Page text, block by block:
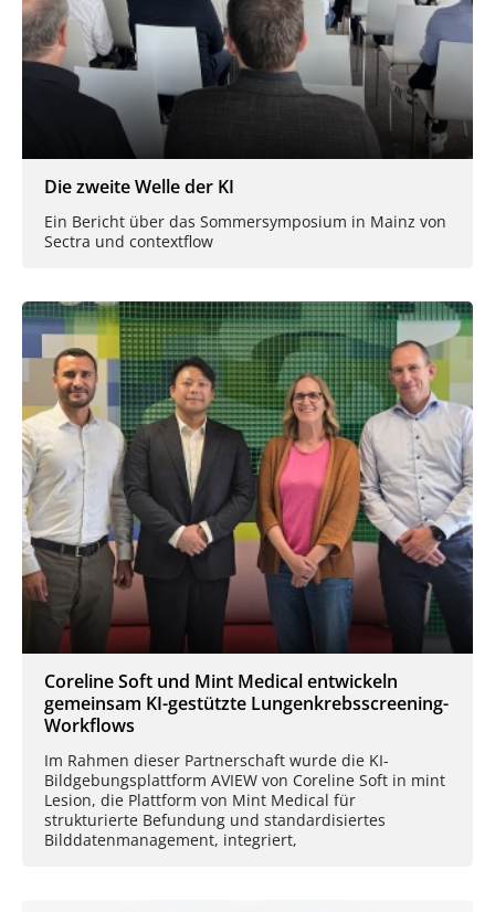
Die zweite Welle der KI
Ein Bericht über das Sommersymposium in Mainz von
Sectra und contextflow
Coreline Soft und Mint Medical entwickeln
gemeinsam KI-gestützte Lungenkrebsscreening-
Workflows
Im Rahmen dieser Partnerschaft wurde die KI-
Bildgebungsplattform AVIEW von Coreline Soft in mint
Lesion, die Plattform von Mint Medical für
strukturierte Befundung und standardisiertes
Bilddatenmanagement, integriert,